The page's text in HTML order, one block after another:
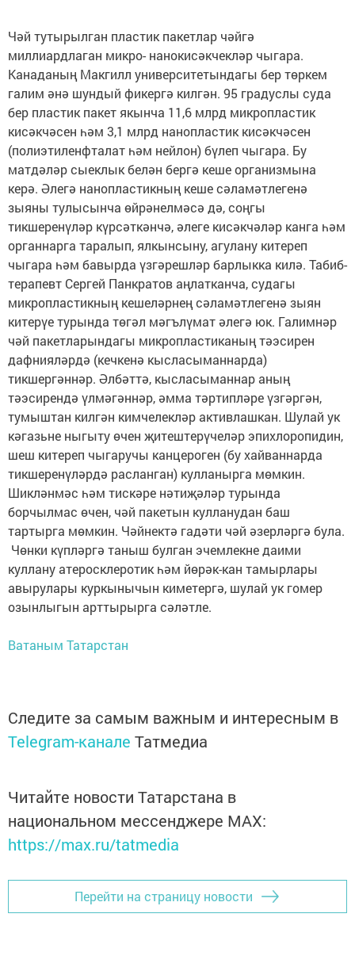
Чәй тутырылган пластик пакетлар чәйгә
миллиардлаган микро- нанокисәкчекләр чыгара.
Канаданың Макгилл университетындагы бер төркем
галим әнә шундый фикергә килгән. 95 градуслы суда
бер пластик пакет якынча 11,6 млрд микропластик
кисәкчәсен һәм 3,1 млрд нанопластик кисәкчәсен
(полиэтиленфталат һәм нейлон) бүлеп чыгара. Бу
матдәләр сыеклык белән бергә кеше организмына
керә. Әлегә нанопластикның кеше сәламәтлегенә
зыяны тулысынча өйрәнелмәсә дә, соңгы
тикшеренүләр күрсәткәнчә, әлеге кисәкчәләр канга һәм
органнарга таралып, ялкынсыну, агулану китереп
чыгара һәм бавырда үзгәрешләр барлыкка килә. Табиб-
терапевт Сергей Панкратов аңлатканча, судагы
микропластикның кешеләрнең сәламәтлегенә зыян
китерүе турында төгәл мәгълүмат әлегә юк. Галимнәр
чәй пакетларындагы микропластиканың тәэсирен
дафнияләрдә (кечкенә кысласыманнарда)
тикшергәннәр. Әлбәттә, кысласыманнар аның
тәэсирендә үлмәгәннәр, әмма тәртипләре үзгәргән,
тумыштан килгән кимчелекләр активлашкан. Шулай ук
кәгазьне ныгыту өчен җитештерүчеләр эпихлоропидин,
шеш китереп чыгаручы канцероген (бу хайваннарда
тикшеренүләрдә расланган) кулланырга мөмкин.
Шикләнмәс һәм тискәре нәтиҗәләр турында
борчылмас өчен, чәй пакетын кулланудан баш
тартырга мөмкин. Чәйнектә гадәти чәй әзерләргә була.
Чөнки күпләргә таныш булган эчемлекне даими
куллану атеросклеротик һәм йөрәк-кан тамырлары
авырулары куркынычын киметергә, шулай ук гомер
озынлыгын арттырырга сәләтле.
Ватаным Татарстан
Следите за самым важным и интересным в
Telegram-канале Татмедиа
Читайте новости Татарстана в
национальном мессенджере MАХ:
https://max.ru/tatmedia
Перейти на страницу новости